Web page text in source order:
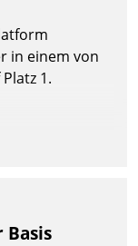
in einem von
1.